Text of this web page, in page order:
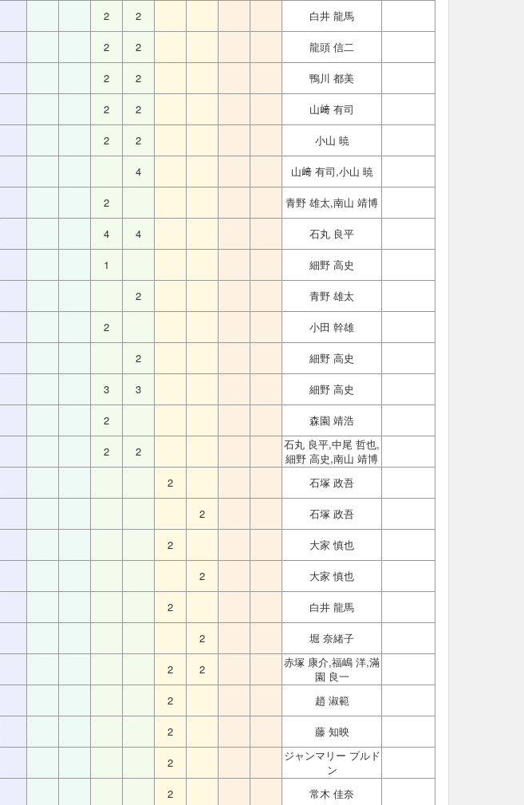
2 2
白井 龍馬
2 2
龍頭 信二
2 2
鴨川 都美
2 2
山﨑 有司
2 2
小山 暁
4
山﨑 有司,小山 暁
2
青野 雄太,南山 靖博
4 4
石丸 良平
1
細野 高史
2
青野 雄太
2
小田 幹雄
2
細野 高史
3 3
細野 高史
2
森園 靖浩
2 2
石丸 良平,中尾 哲也,
細野 高史,南山 靖博
2
石塚 政吾
2
石塚 政吾
2
大家 慎也
2
大家 慎也
2
白井 龍馬
2
堀 奈緒子
2 2
赤塚 康介,福嶋 洋,滿
園 良一
2
趙 淑範
2
藤 知映
2
ジャンマリー プルド
ン
2 常木 佳奈